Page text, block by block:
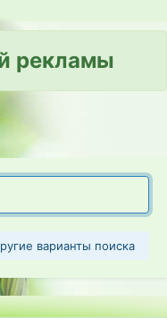
рекламы
варианты поиска